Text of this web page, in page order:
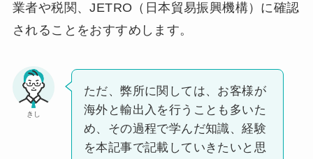
業者や税関、JETRO（日本貿易振興機構）に確認
されることをおすすめします。
きし
ただ、弊所に関しては、お客様が
海外と輸出入を行うことも多いた
め、その過程で学んだ知識、経験
を本記事で記載していきたいと思